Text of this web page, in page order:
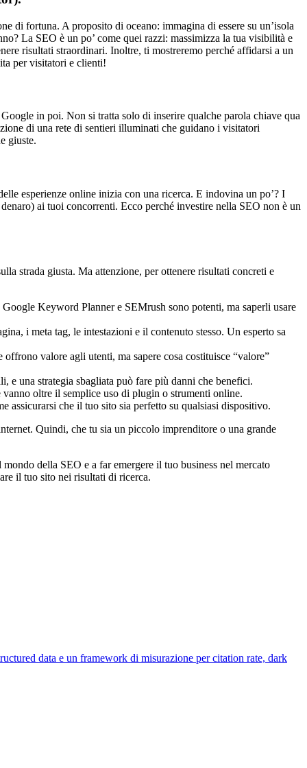
di fortuna. A proposito di oceano: immagina di essere su un’isola
La SEO è un po’ come quei razzi: massimizza la tua visibilità e
risultati straordinari. Inoltre, ti mostreremo perché affidarsi a un
per visitatori e clienti!
in poi. Non si tratta solo di inserire qualche parola chiave qua
di una rete di sentieri illuminati che guidano i visitatori
giuste.
esperienze online inizia con una ricerca. E indovina un po’? I
ai tuoi concorrenti. Ecco perché investire nella SEO non è un
strada giusta. Ma attenzione, per ottenere risultati concreti e
Keyword Planner e SEMrush sono potenti, ma saperli usare
i meta tag, le intestazioni e il contenuto stesso. Un esperto sa
valore agli utenti, ma sapere cosa costituisce “valore”
una strategia sbagliata può fare più danni che benefici.
oltre il semplice uso di plugin o strumenti online.
assicurarsi che il tuo sito sia perfetto su qualsiasi dispositivo.
Quindi, che tu sia un piccolo imprenditore o una grande
della SEO e a far emergere il tuo business nel mercato
il tuo sito nei risultati di ricerca.
data e un framework di misurazione per citation rate, dark